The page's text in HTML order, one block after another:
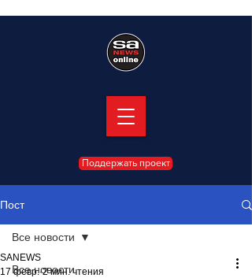
Поддержать проект
Пост
Все новости
Все новости
SANEWS
17 февр. 2 мин. чтения